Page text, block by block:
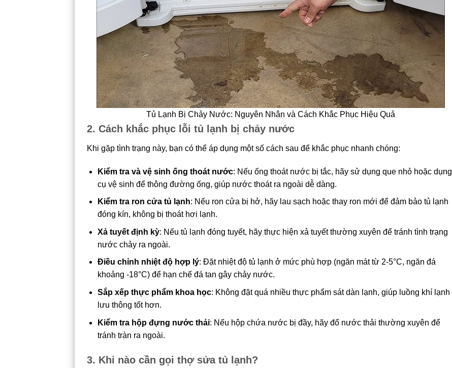
Tủ Lạnh Bị Chảy Nước: Nguyên Nhân và Cách Khắc Phục Hiệu Quả
2. Cách khắc phục lỗi tủ lạnh bị chảy nước
Khi gặp tình trạng này, bạn có thể áp dụng một số cách sau để khắc phục nhanh chóng:
Kiểm tra và vệ sinh ống thoát nước: Nếu ống thoát nước bị tắc, hãy sử dụng que nhỏ hoặc dụng
cụ vệ sinh để thông đường ống, giúp nước thoát ra ngoài dễ dàng.
Kiểm tra ron cửa tủ lạnh: Nếu ron cửa bị hở, hãy lau sạch hoặc thay ron mới để đảm bảo tủ lạnh
đóng kín, không bị thoát hơi lạnh.
Xả tuyết định kỳ: Nếu tủ lạnh đóng tuyết, hãy thực hiện xả tuyết thường xuyên để tránh tình trạng
nước chảy ra ngoài.
Điều chỉnh nhiệt độ hợp lý: Đặt nhiệt độ tủ lạnh ở mức phù hợp (ngăn mát từ 2-5°C, ngăn đá
khoảng -18°C) để hạn chế đá tan gây chảy nước.
Sắp xếp thực phẩm khoa học: Không đặt quá nhiều thực phẩm sát dàn lạnh, giúp luồng khí lạnh
lưu thông tốt hơn.
Kiểm tra hộp đựng nước thải: Nếu hộp chứa nước bị đầy, hãy đổ nước thải thường xuyên để
tránh tràn ra ngoài.
3. Khi nào cần gọi thợ sửa tủ lạnh?